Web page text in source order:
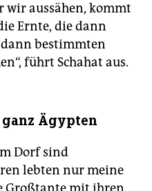
wir aussähen, kommt
Ernte, die dann
bestimmten
führt Schahat aus.
Ägypten
Dorf sind
lebten nur meine